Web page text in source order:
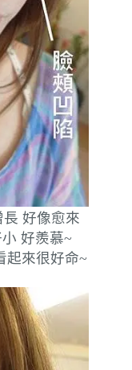
好像愈來
好羨慕~
起來很好命~